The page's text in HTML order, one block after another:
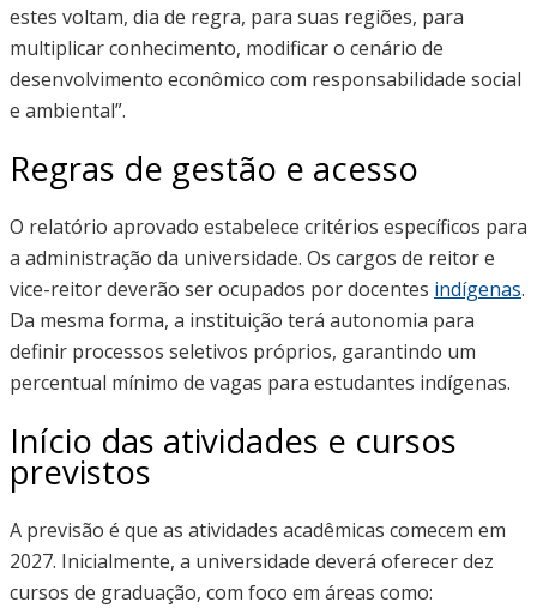
estes voltam, dia de regra, para suas regiões, para
multiplicar conhecimento, modificar o cenário de
desenvolvimento econômico com responsabilidade social
e ambiental”.
Regras de gestão e acesso
O relatório aprovado estabelece critérios específicos para
a administração da universidade. Os cargos de reitor e
vice-reitor deverão ser ocupados por docentes indígenas.
Da mesma forma, a instituição terá autonomia para
definir processos seletivos próprios, garantindo um
percentual mínimo de vagas para estudantes indígenas.
Início das atividades e cursos
previstos
A previsão é que as atividades acadêmicas comecem em
2027. Inicialmente, a universidade deverá oferecer dez
cursos de graduação, com foco em áreas como: